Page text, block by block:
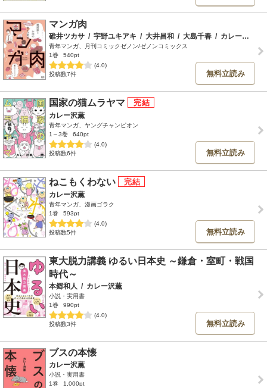
マンガ肉
碓井ツカサ / 宇野ユキアキ / 大井昌和 / 大島千春 / カレー沢薫
青年マンガ、月刊コミックゼノン/ゼノンコミックス
1巻
540pt
(4.0)
投稿数7件
無料立読み
国家の猫ムラヤマ
カレー沢薫
青年マンガ、ヤングチャンピオン
1～3巻
640pt
(4.0)
投稿数6件
無料立読み
ねこもくわない
カレー沢薫
青年マンガ、漫画ゴラク
1巻
593pt
(4.0)
投稿数5件
無料立読み
東大脱力講義 ゆるい日本史 ～鎌倉・室町・戦国
時代～
本郷和人 / カレー沢薫
小説・実用書
1巻
990pt
(4.0)
投稿数3件
無料立読み
ブスの本懐
カレー沢薫
小説・実用書
1巻
1,000pt